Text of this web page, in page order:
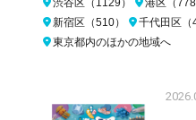
渋谷区（1129） 港区（778
新宿区（510）
千代田区（
東京都内のほかの地域へ